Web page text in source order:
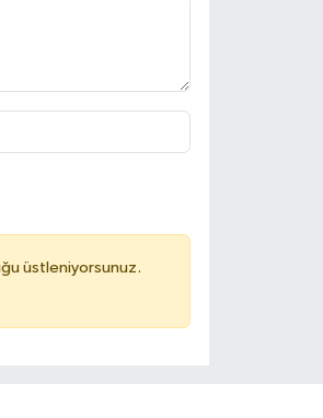
üstleniyorsunuz.